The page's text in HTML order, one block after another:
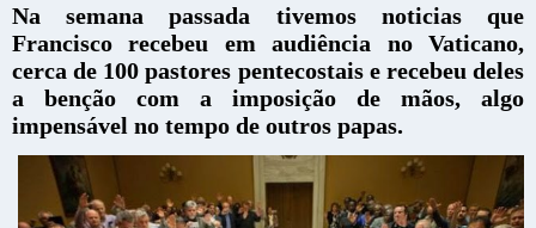
Na semana passada tivemos noticias que
Francisco recebeu em audiência no Vaticano,
cerca de 100 pastores pentecostais e recebeu deles
a benção com a imposição de mãos, algo
impensável no tempo de outros papas.